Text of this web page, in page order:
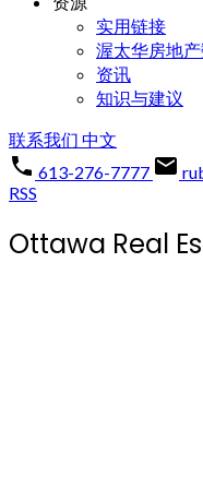
实用链接
渥太华房地
资讯
知识与建议
联系我们 中文
613-276-7777
RSS
Ottawa Real